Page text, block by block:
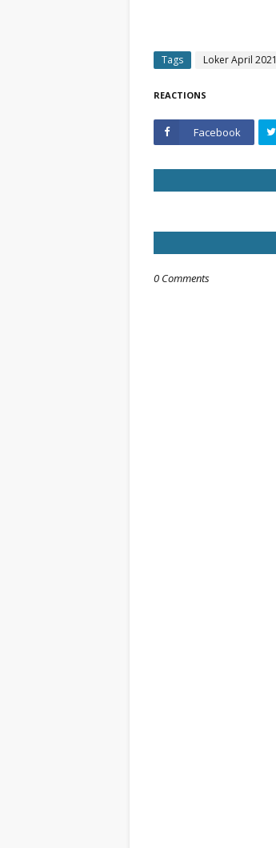
Tags Loker April 2021
REACTIONS
Facebook
0 Comments